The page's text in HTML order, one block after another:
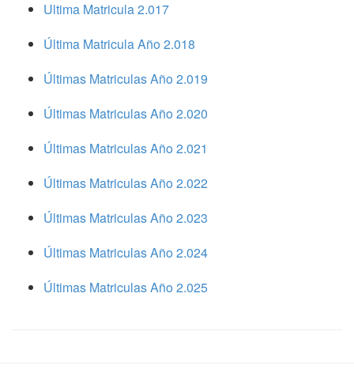
Ultima Matricula 2.017
Última Matricula Año 2.018
Últimas Matriculas Año 2.019
Últimas Matriculas Año 2.020
Últimas Matriculas Año 2.021
Últimas Matriculas Año 2.022
Últimas Matriculas Año 2.023
Últimas Matriculas Año 2.024
Últimas Matriculas Año 2.025